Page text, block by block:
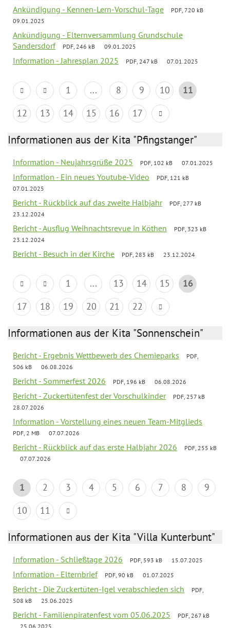
Ankündigung - Kennen-Lern-Vorschul-Tage
PDF, 720 kB
09.01.2025
Ankündigung - Elternversammlung Grundschule
Sandersdorf
PDF, 246 kB 09.01.2025
Information - Jahresplan 2025 PDF, 247 kB 07.01.2025
1 ... 8 9 10
11
12
13 14 15 16 17
Informationen aus der Kita "Pfingstanger"
Information - Neujahrsgrüße 2025 PDF, 102 kB 07.01.2025
Information - Ein neues Youtube-Video
PDF, 121 kB
07.01.2025
Bericht - Rückblick auf das zweite Halbjahr
PDF, 277 kB
23.12.2024
Bericht - Ausflug Weihnachtsrevue in Köthen
PDF, 323 kB
23.12.2024
Bericht - Besuch in der Kirche PDF, 283 kB 23.12.2024
1 ... 13 14 15
16
17
18 19 20 21 22
Informationen aus der Kita "Sonnenschein"
Bericht - Ergebnis Wettbewerb des Chemieparks
PDF,
506 kB
06.08.2026
Bericht - Sommerfest 2026 PDF, 196 kB 06.08.2026
Bericht - Zuckertütenfest der Vorschulkinder
PDF, 257 kB
28.07.2026
Information - Vorstellung eines neuen Team-Mitglieds
PDF, 2 MB 07.07.2026
Bericht - Rückblick auf das erste Halbjahr 2026
PDF, 255 kB
07.07.2026
1 2 3 4 5 6 7 8
9
10
11
Informationen aus der Kita "Villa Kunterbunt"
Information - Schließtage 2026 PDF, 593 kB 15.07.2025
Information - Elternbrief PDF, 90 kB 01.07.2025
Bericht - Die Zuckertüten-Igel verabschieden sich
PDF,
508 kB
25.06.2025
Bericht - Familienpiratenfest vom 05.06.2025
PDF, 267 kB
25.06.2025